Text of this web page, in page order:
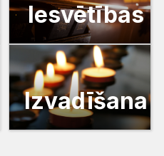
Iesvētības
Izvadīšana